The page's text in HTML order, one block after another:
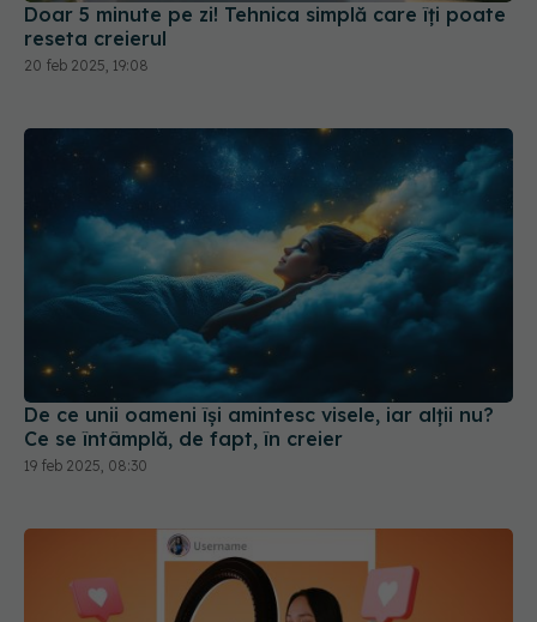
Doar 5 minute pe zi! Tehnica simplă care îți poate
reseta creierul
20 feb 2025, 19:08
De ce unii oameni își amintesc visele, iar alții nu?
Ce se întâmplă, de fapt, în creier
19 feb 2025, 08:30